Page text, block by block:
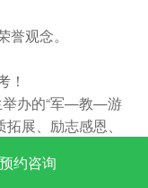
观念。
！
举办的“军—教—游
展、励志感恩、
励志活动。烈火雷
深受家长和孩子喜
预约咨询